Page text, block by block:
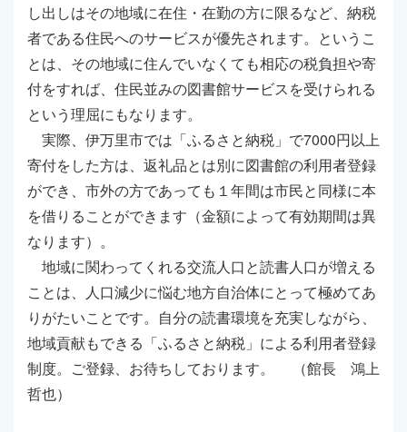
し出しはその地域に在住・在勤の方に限るなど、納税
者である住民へのサービスが優先されます。というこ
とは、その地域に住んでいなくても相応の税負担や寄
付をすれば、住民並みの図書館サービスを受けられる
という理屈にもなります。
実際、伊万里市では「ふるさと納税」で7000円以上
寄付をした方は、返礼品とは別に図書館の利用者登録
ができ、市外の方であっても１年間は市民と同様に本
を借りることができます（金額によって有効期間は異
なります）。
地域に関わってくれる交流人口と読書人口が増える
ことは、人口減少に悩む地方自治体にとって極めてあ
りがたいことです。自分の読書環境を充実しながら、
地域貢献もできる「ふるさと納税」による利用者登録
制度。ご登録、お待ちしております。 （館長 鴻上
哲也）